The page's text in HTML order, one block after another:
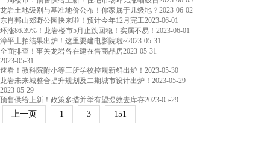
龙岩土地级别与基准地价公布！你家属于几级地？ 2023-06-02
东肖邦山郊野公园快来啦！预计今年12月完工2023-06-01
环涨86.39%！龙岩楼市5月止跌回稳！实属不易！ 2023-06-01
漳平土拍结果出炉！这里要建电影院啦~2023-05-31
全面排查！事关龙岩各在建在售商品房2023-05-31
2023-05-31
速看！教科院附小等三所学校控规新鲜出炉！ 2023-05-30
龙岩未来城整合提升规划及二期城市设计出炉！ 2023-05-29
2023-05-29
预售供给上新！政策多措并举有望提效去库存2023-05-29
上一页 1 3 151